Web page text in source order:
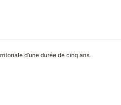
d’une durée de cinq ans.